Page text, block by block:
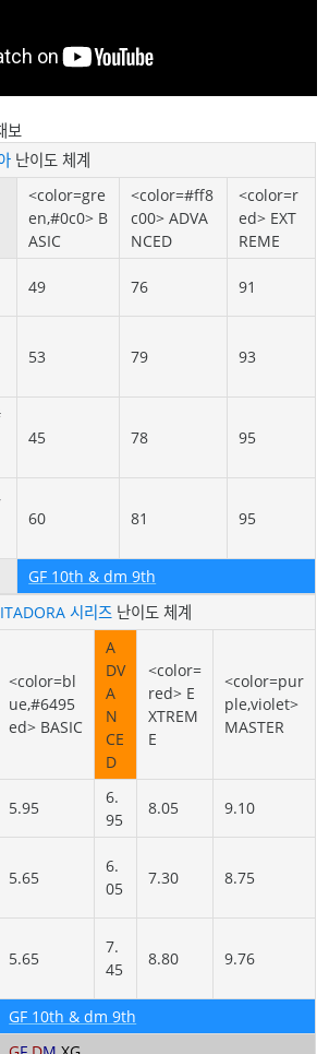
보
난이도 체계
<color=gre
en,#0c0> B
ASIC
<color=#ff8
c00> ADVA
NCED
<color=r
ed> EXT
REME
49 76 91
53 79 93
45 78 95
60 81 95
GF 10th & dm 9th
시리즈 난이도 체계
<color=bl
ue,#6495
ed> BASIC
A
DV
A
N
CE
D
<color=
red> E
XTREM
E
<color=pur
ple,violet>
MASTER
5.95
6.
95
8.05 9.10
5.65
6.
05
7.30 8.75
5.65
7.
45
8.80 9.76
GF 10th & dm 9th